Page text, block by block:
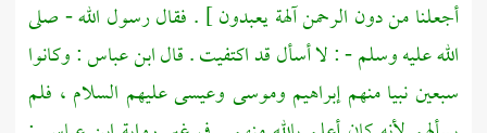
أجعلنا من دون الرحمن آلهة يعبدون ] . فقال رسول الله - صلى
الله عليه وسلم - : لا أسأل قد اكتفيت . قالابن عباس: وكانوا
سبعين نبيا منهمإبراهيم وموسى وعيسىعليهم السلام ، فلم